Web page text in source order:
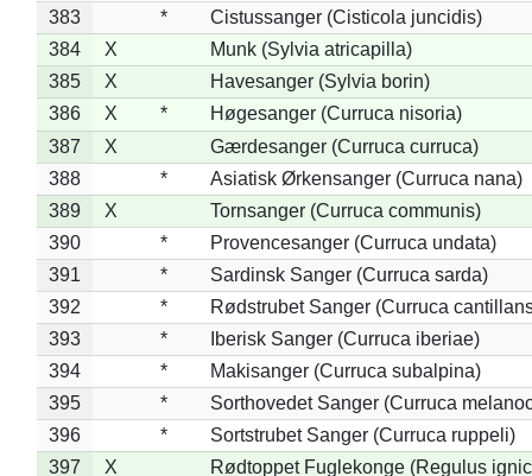
383
*
Cistussanger (Cisticola juncidis)
384
X
Munk (Sylvia atricapilla)
385
X
Havesanger (Sylvia borin)
386
X *
Høgesanger (Curruca nisoria)
387
X
Gærdesanger (Curruca curruca)
388
*
Asiatisk Ørkensanger (Curruca nana)
389
X
Tornsanger (Curruca communis)
390
*
Provencesanger (Curruca undata)
391
*
Sardinsk Sanger (Curruca sarda)
392
*
Rødstrubet Sanger (Curruca
393
*
Iberisk Sanger (Curruca iberiae)
394
*
Makisanger (Curruca subalpina)
395
*
Sorthovedet Sanger (Curruca
396
*
Sortstrubet Sanger (Curruca ruppeli)
397
X Rødtoppet Fuglekonge (Regulus